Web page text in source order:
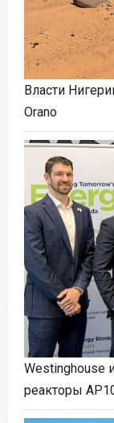
Власти
Orano
Westinghouse
реакторы